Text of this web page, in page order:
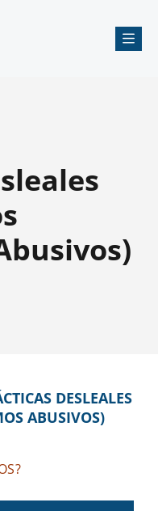
DESLEALES
ABUSIVOS)